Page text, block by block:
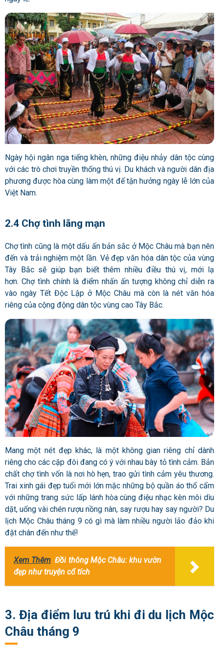
Ngày hội ngân nga tiếng khèn, những điệu nhảy dân tộc cùng
với các trò chơi truyền thống thú vị. Du khách và người dân địa
phương được hòa cùng làm một để tận hưởng ngày lễ lớn của
Việt Nam.
2.4 Chợ tình lãng mạn
Chợ tình cũng là một dấu ấn bản sắc ở Mộc Châu mà bạn nên
đến và trải nghiệm một lần. Vẻ đẹp văn hóa dân tộc của vùng
Tây Bắc sẽ giúp bạn biết thêm nhiều điều thú vị, mới lạ
hơn. Chợ tình chính là điểm nhấn ấn tượng không chỉ diễn ra
vào ngày Tết Độc Lập ở Mộc Châu mà còn là nét văn hóa
riêng của cộng động dân tộc vùng cao Tây Bắc.
Mang một nét đẹp khác, là một không gian riêng chỉ dành
riêng cho các cặp đôi đang có ý với nhau bày tỏ tình cảm. Bản
chất chợ tình vốn là nơi hò hẹn, trao gửi tình cảm yêu thương.
Trai xinh gái đẹp tuổi mới lớn mặc những bộ quần áo thổ cẩm
với những trang sức lấp lánh hòa cùng điệu nhạc kèn môi dìu
dặt, uống vài chén rượu nồng nàn, say rượu hay say người? Du
lịch Mộc Châu tháng 9 có gì mà làm nhiều người lảo đảo khi
đặt chân đến như thế!
Xem Thêm Đồi thông Mộc Châu: khu vườn
đẹp như truyện cổ tích
3. Địa điểm lưu trú khi đi du lịch Mộc
Châu tháng 9